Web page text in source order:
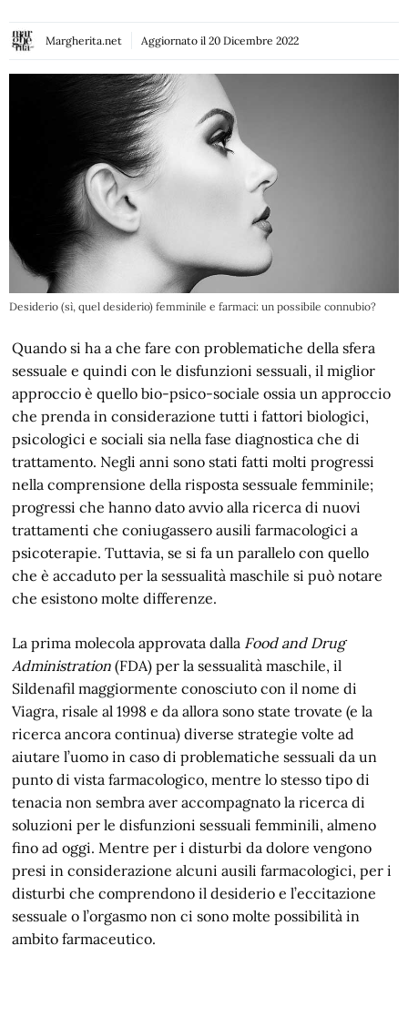
Margherita.net Aggiornato il 20 Dicembre 2022
Desiderio (sì, quel desiderio) femminile e farmaci: un possibile connubio?
Quando si ha a che fare con problematiche della sfera
sessuale e quindi con le disfunzioni sessuali, il miglior
approccio è quello bio-psico-sociale ossia un approccio
che prenda in considerazione tutti i fattori biologici,
psicologici e sociali sia nella fase diagnostica che di
trattamento. Negli anni sono stati fatti molti progressi
nella comprensione della risposta sessuale femminile;
progressi che hanno dato avvio alla ricerca di nuovi
trattamenti che coniugassero ausili farmacologici a
psicoterapie. Tuttavia, se si fa un parallelo con quello
che è accaduto per la sessualità maschile si può notare
che esistono molte differenze.
La prima molecola approvata dalla Food and Drug
Administration (FDA) per la sessualità maschile, il
Sildenafil maggiormente conosciuto con il nome di
Viagra, risale al 1998 e da allora sono state trovate (e la
ricerca ancora continua) diverse strategie volte ad
aiutare l’uomo in caso di problematiche sessuali da un
punto di vista farmacologico, mentre lo stesso tipo di
tenacia non sembra aver accompagnato la ricerca di
soluzioni per le disfunzioni sessuali femminili, almeno
fino ad oggi. Mentre per i disturbi da dolore vengono
presi in considerazione alcuni ausili farmacologici, per i
disturbi che comprendono il desiderio e l’eccitazione
sessuale o l’orgasmo non ci sono molte possibilità in
ambito farmaceutico.